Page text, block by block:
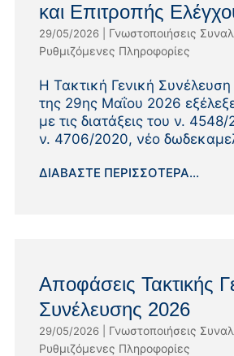
και Επιτροπής
29/05/2026| Γνωστοποιήσεις
Ρυθμιζόμενες Πληροφορίες
Η Τακτική Γενική
της 29ης Μαΐου 2026
με τις διατάξεις του ν.
ν. 4706/2020, νέο
ΔΙΑΒΆΣΤΕ ΠΕΡΙΣΣΌΤΕΡΑ...
Αποφάσεις Τακτικής
Συνέλευσης 2026
29/05/2026| Γνωστοποιήσεις
Ρυθμιζόμενες Πληροφορίες